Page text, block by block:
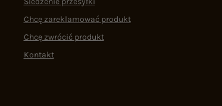
Chcę zareklamować produkt
Chcę zwrócić produkt
Kontakt